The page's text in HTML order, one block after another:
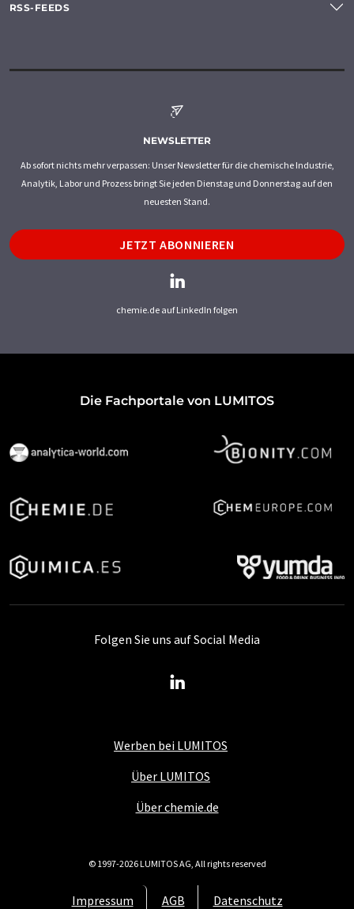
RSS-FEEDS
NEWSLETTER
Ab sofort nichts mehr verpassen: Unser Newsletter für die chemische Industrie,
Analytik, Labor und Prozess bringt Sie jeden Dienstag und Donnerstag auf den
neuesten Stand.
JETZT ABONNIEREN
chemie.de auf LinkedIn folgen
Die Fachportale von LUMITOS
Werben bei LUMITOS
Über LUMITOS
Über chemie.de
Impressum AGB Datenschutz
Folgen Sie uns auf Social Media
© 1997-2026 LUMITOS AG, All rights reserved